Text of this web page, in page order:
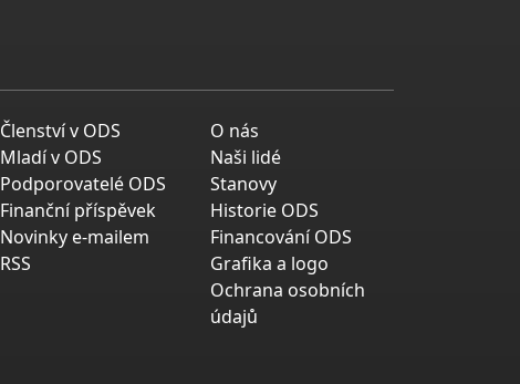
Členství v ODS
Mladí v ODS
Podporovatelé ODS
Finanční příspěvek
Novinky e-mailem
RSS
O nás
Naši lidé
Stanovy
Historie ODS
Financování ODS
Grafika a logo
Ochrana osobních
údajů